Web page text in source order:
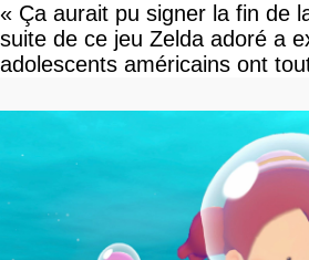
« Ça aurait pu signer la fin de
suite de ce jeu Zelda adoré a
adolescents américains ont